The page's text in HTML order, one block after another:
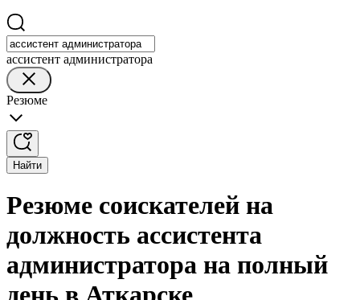
ассистент администратора
Резюме
Найти
Резюме соискателей на
должность ассистента
администратора на полный